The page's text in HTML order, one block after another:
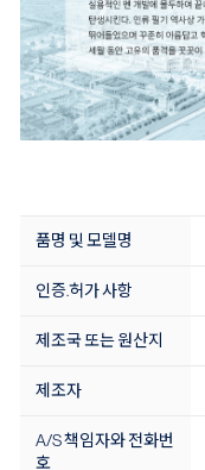
품명 및 모델명
인증.허가 사항
제조국 또는 원산지
제조자
A/S 책임자와 전화번
호